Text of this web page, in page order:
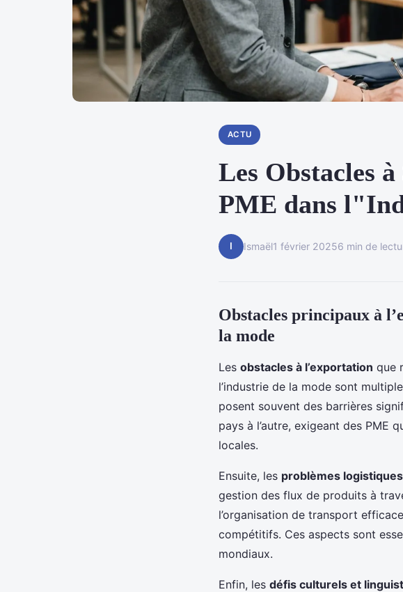
ACTU
Les Obstacles
PME dans
I Ismaël1 février 20256 min de
Obstacles principaux à
la mode
Les obstacles à l’exportation que
l’industrie de la mode sont
posent souvent des barrières
pays à l’autre, exigeant des PME
locales.
Ensuite, les problèmes logistiques
gestion des flux de produits à
l’organisation de transport
compétitifs. Ces aspects sont
mondiaux.
Enfin, les défis culturels et